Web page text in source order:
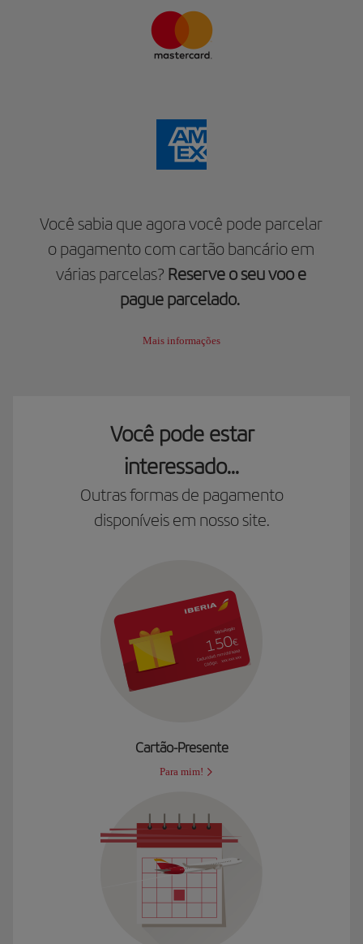
Você sabia que agora você pode parcelar
o pagamento com cartão bancário em
várias parcelas? Reserve o seu voo e
pague parcelado.
Mais informações
Você pode estar
interessado...
Outras formas de pagamento
disponíveis em nosso site.
Cartão-Presente
Para mim!